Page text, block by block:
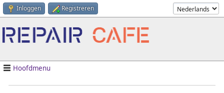
Inloggen Registreren
Hoofdmenu